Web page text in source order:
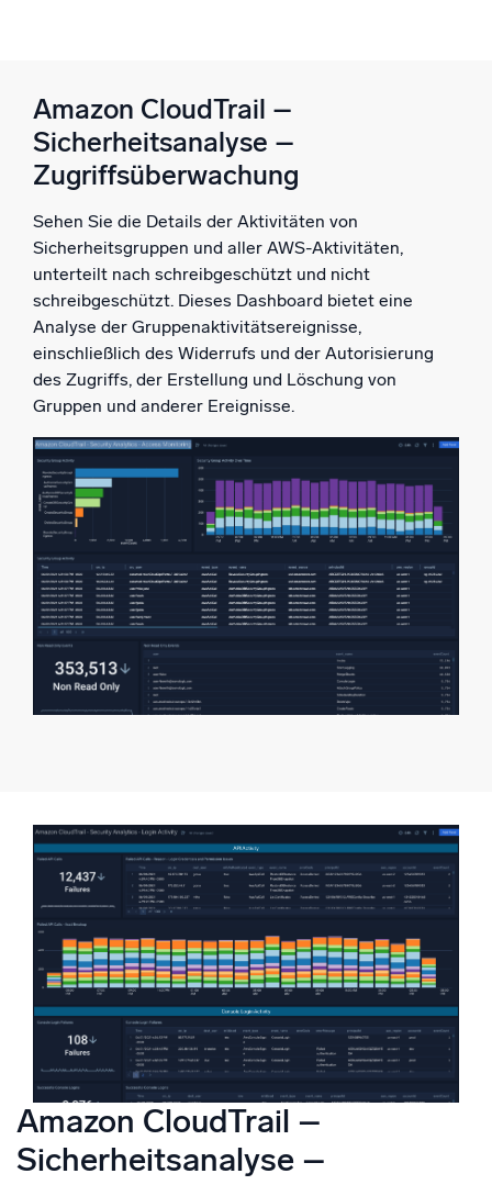
Amazon CloudTrail –
Sicherheitsanalyse –
Zugriffsüberwachung
Sehen Sie die Details der Aktivitäten von
Sicherheitsgruppen und aller AWS-Aktivitäten,
unterteilt nach schreibgeschützt und nicht
schreibgeschützt. Dieses Dashboard bietet eine
Analyse der Gruppenaktivitätsereignisse,
einschließlich des Widerrufs und der Autorisierung
des Zugriffs, der Erstellung und Löschung von
Gruppen und anderer Ereignisse.
Amazon CloudTrail –
Sicherheitsanalyse –